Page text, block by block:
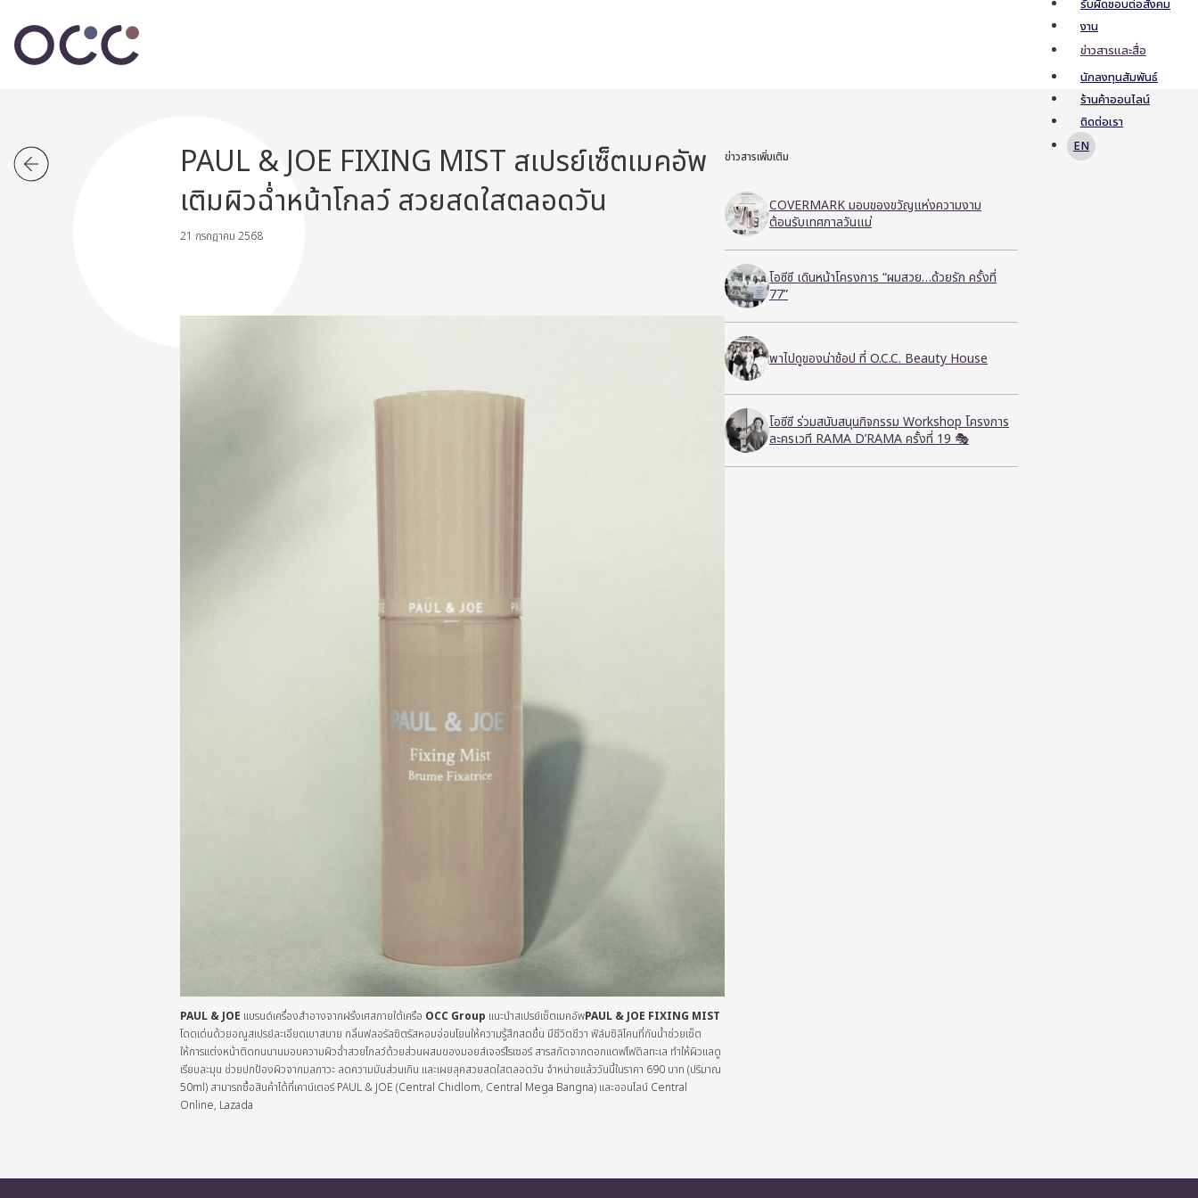
รับผิดชอบต่อสังคม
งาน
ข่าวสารและสื่อ
นักลงทุนสัมพันธ์
ร้านค้าออนไลน์
ติดต่อเรา
EN
PAUL & JOE FIXING MIST สเปรย์เซ็ตเมคอัพ
เติมผิวฉ่ำหน้าโกลว์ สวยสดใสตลอดวัน
21 กรกฎาคม 2568
PAUL & JOE แบรนด์เครื่องสำอางจากฝรั่งเศสภายใต้เครือ OCC Group แนะนำสเปรย์เซ็ตเมคอัพPAUL & JOE FIXING MIST
โดดเด่นด้วยอณูสเปรย์ละเอียดเบาสบาย กลิ่นฟลอรัลซิตรัสหอมอ่อนโยนให้ความรู้สึกสดชื่น มีชีวิตชีวา ฟิล์มซิลิโคนที่กันน้ำช่วยเซ็ต
ให้การแต่งหน้าติดทนนานมอบความผิวฉ่ำสวยโกลว์ด้วยส่วนผสมของมอยส์เจอร์ไรเซอร์ สารสกัดจากดอกแดฟโฟดิลทะเล ทำให้ผิวแลดู
เรียบละมุน ช่วยปกป้องผิวจากมลภาวะ ลดความมันส่วนเกิน และเผยลุคสวยสดใสตลอดวัน จำหน่ายแล้ววันนี้ในราคา 690 บาท (ปริมาณ
50ml) สามารถซื้อสินค้าได้ที่เคาน์เตอร์ PAUL & JOE (Central Chidlom, Central Mega Bangna) และออนไลน์ Central
Online, Lazada
ข่าวสารเพิ่มเติม
COVERMARK มอบของขวัญแห่งความงาม
ต้อนรับเทศกาลวันแม่
โอซีซี เดินหน้าโครงการ “ผมสวย…ด้วยรัก ครั้งที่
77”
พาไปดูของน่าช้อป ที่ O.C.C. Beauty House
โอซีซี ร่วมสนับสนุนกิจกรรม Workshop โครงการ
ละครเวที RAMA D’RAMA ครั้งที่ 19 🎭